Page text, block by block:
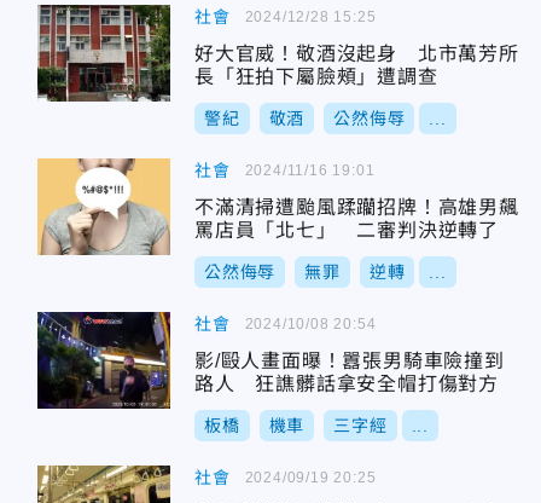
社會
好大官威！敬酒沒起身 北市萬芳所
長「狂拍下屬臉頰」遭調查
警紀 敬酒 公然侮辱
2024/12/28 15:25
社會
不滿清掃遭颱風蹂躪招牌！高雄男飆
罵店員「北七」 二審判決逆轉了
公然侮辱 無罪 逆轉
2024/11/16 19:01
社會
影/毆人畫面曝！囂張男騎車險撞到
路人 狂譙髒話拿安全帽打傷對方
板橋 機車 三字經
2024/10/08 20:54
社會 2024/09/19 20:25